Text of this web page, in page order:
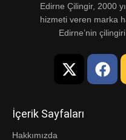
Edirne Çilingir, 2000
hizmeti veren marka
Edirne’nin
İçerik Sayfaları
Hakkımızda